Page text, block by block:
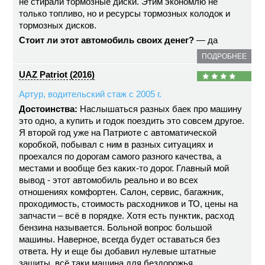
только топливо, но и ресурсы тормозных колодок и
тормозных дисков.
Стоит ли этот автомобиль своих денег? — да
ПОДРОБНЕЕ
UAZ Patriot (2016)
Артур, водительский стаж с 2005 г.
Достоинства: Наслышаться разных баек про машину
это одно, а купить и годок поездить это совсем другое.
Я второй год уже на Патриоте с автоматической
коробкой, побывал с ним в разных ситуациях и
проехался по дорогам самого разного качества, а
местами и вообще без каких-то дорог. Главный мой
вывод - этот автомобиль реально и во всех
отношениях комфортен. Салон, сервис, багажник,
проходимость, стоимость расходников и ТО, цены на
запчасти – всё в порядке. Хотя есть пунктик, расход
бензина называется. Больной вопрос большой
машины. Наверное, всегда будет оставаться без
ответа. Ну и еще бы добавил нулевые штатные
защиты, всё таки машина для бездорожья.